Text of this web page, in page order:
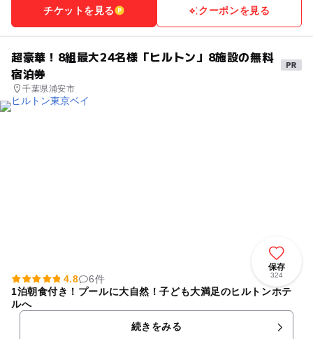
チケットを見る クーポンを見る
超豪華！8組最大24名様「ヒルトン」8施設の無料
宿泊券
千葉県浦安市
保存
324
4.8
6件
1泊朝食付き！プールに大自然！子ども大満足のヒルトンホテ
ルへ
続きをみる